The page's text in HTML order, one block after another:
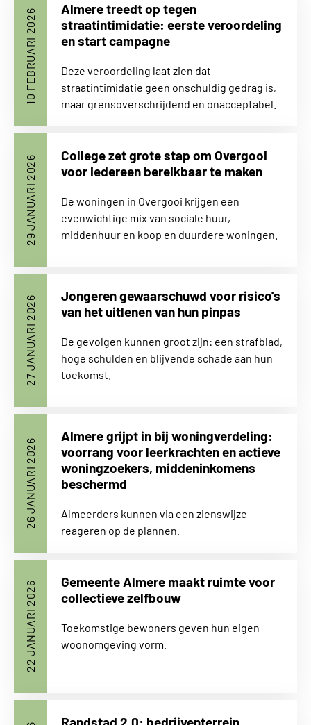
Almere treedt op tegen
straatintimidatie: eerste veroordeling
en start campagne
10 FEBRUARI 2026
Deze veroordeling laat zien dat
straatintimidatie geen onschuldig gedrag is,
maar grensoverschrijdend en onacceptabel.
College zet grote stap om Overgooi
voor iedereen bereikbaar te maken
29 JANUARI 2026
De woningen in Overgooi krijgen een
evenwichtige mix van sociale huur,
middenhuur en koop en duurdere woningen.
Jongeren gewaarschuwd voor risico's
van het uitlenen van hun pinpas
27 JANUARI 2026
De gevolgen kunnen groot zijn: een strafblad,
hoge schulden en blijvende schade aan hun
toekomst.
Almere grijpt in bij woningverdeling:
voorrang voor leerkrachten en actieve
woningzoekers, middeninkomens
beschermd
26 JANUARI 2026
Almeerders kunnen via een zienswijze
reageren op de plannen.
Gemeente Almere maakt ruimte voor
collectieve zelfbouw
22 JANUARI 2026
Toekomstige bewoners geven hun eigen
woonomgeving vorm.